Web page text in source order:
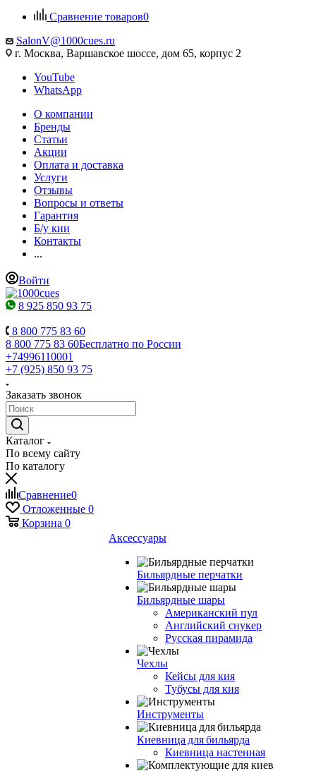
Сравнение товаров0
SalonV@1000cues.ru
г. Москва, Варшавское шоссе, дом 65, корпус 2
YouTube
WhatsApp
О компании
Бренды
Статьи
Акции
Оплата и доставка
Услуги
Отзывы
Вопросы и ответы
Гарантия
Б/у кии
Контакты
...
Войти
8 925 850 93 75
8 800 775 83 60
8 800 775 83 60Бесплатно по России
+74996110001
+7 (925) 850 93 75
Заказать звонок
Каталог
По всему сайту
По каталогу
Сравнение0
Отложенные 0
Корзина 0
Аксессуары
Бильярдные перчатки
Бильярдные шары
Американский пул
Английский снукер
Русская пирамида
Чехлы
Кейсы для кия
Тубусы для кия
Инструменты
Киевница для бильярда
Киевница настенная